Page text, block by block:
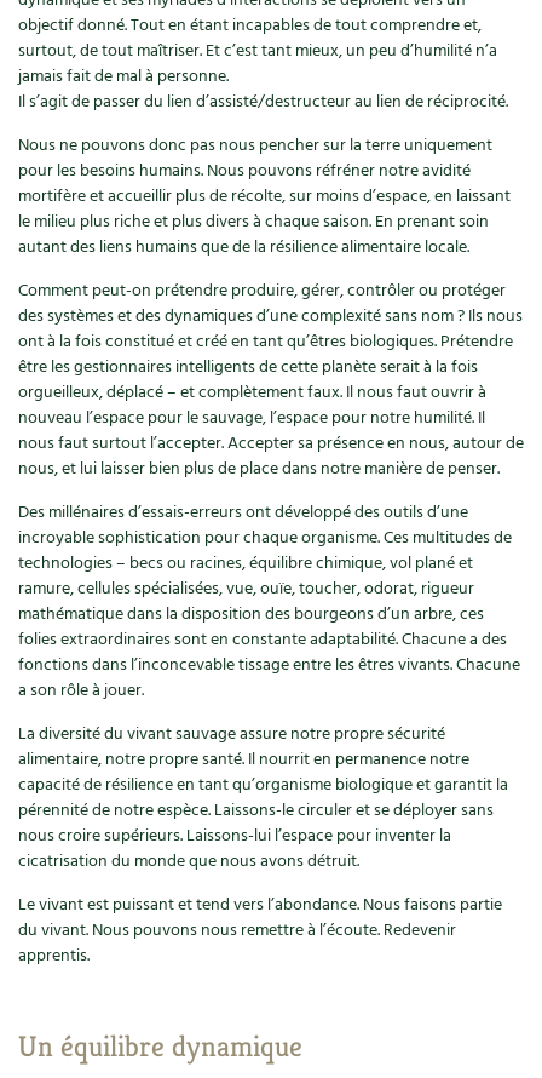
Feuilleter le catalogue
Recettes par type de plat
Recettes sans gluten
Recettes végétariennes et vegan
Habitat écologique
Conception et gros oeuvre
Matériaux écologiques
Énergie
Gestion de l’eau
Entretien de la maison
Décoration et petit bricolage
Santé et bien-être
Les plantes et leurs vertus
Société et alternatives
Vivre l’écologie
Autonomie
Actions pour la planète
Questions à la rédaction
Entre abonné·es
Trucs & astuces
Expés
Trocs & petites annonces
Appels à témoignage
Bonnes adresses
Liste des pépiniéristes
objectif donné. Tout en étant incapables de tout comprendre et,
surtout, de tout maîtriser. Et c’est tant mieux, un peu d’humilité n’a
jamais fait de mal à personne.
Il s’agit de passer du lien d’assisté/destructeur au lien de réciprocité.
Nous ne pouvons donc pas nous pencher sur la terre uniquement
pour les besoins humains. Nous pouvons réfréner notre avidité
mortifère et accueillir plus de récolte, sur moins d’espace, en laissant
le milieu plus riche et plus divers à chaque saison. En prenant soin
autant des liens humains que de la résilience alimentaire locale.
Comment peut-on prétendre produire, gérer, contrôler ou protéger
des systèmes et des dynamiques d’une complexité sans nom ? Ils nous
ont à la fois constitué et créé en tant qu’êtres biologiques. Prétendre
être les gestionnaires intelligents de cette planète serait à la fois
orgueilleux, déplacé – et complètement faux. Il nous faut ouvrir à
nouveau l’espace pour le sauvage, l’espace pour notre humilité. Il
nous faut surtout l’accepter. Accepter sa présence en nous, autour de
nous, et lui laisser bien plus de place dans notre manière de penser.
Des millénaires d’essais-erreurs ont développé des outils d’une
incroyable sophistication pour chaque organisme. Ces multitudes de
technologies – becs ou racines, équilibre chimique, vol plané et
ramure, cellules spécialisées, vue, ouïe, toucher, odorat, rigueur
mathématique dans la disposition des bourgeons d’un arbre, ces
folies extraordinaires sont en constante adaptabilité. Chacune a des
fonctions dans l’inconcevable tissage entre les êtres vivants. Chacune
a son rôle à jouer.
La diversité du vivant sauvage assure notre propre sécurité
alimentaire, notre propre santé. Il nourrit en permanence notre
capacité de résilience en tant qu’organisme biologique et garantit la
pérennité de notre espèce. Laissons-le circuler et se déployer sans
nous croire supérieurs. Laissons-lui l’espace pour inventer la
cicatrisation du monde que nous avons détruit.
Le vivant est puissant et tend vers l’abondance. Nous faisons partie
du vivant. Nous pouvons nous remettre à l’écoute. Redevenir
apprentis.
Un équilibre dynamique